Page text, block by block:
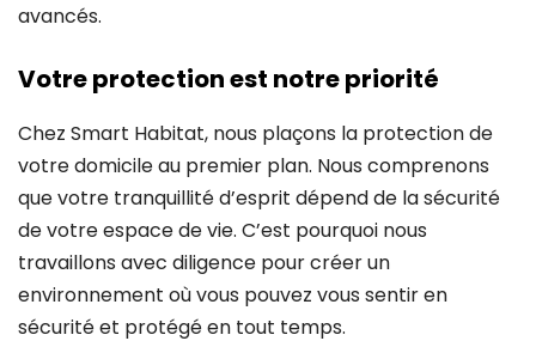
avancés.
Votre protection est notre priorité
Chez Smart Habitat, nous plaçons la protection de
votre domicile au premier plan. Nous comprenons
que votre tranquillité d’esprit dépend de la sécurité
de votre espace de vie. C’est pourquoi nous
travaillons avec diligence pour créer un
environnement où vous pouvez vous sentir en
sécurité et protégé en tout temps.